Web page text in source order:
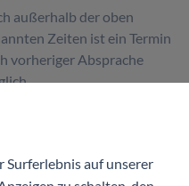
außerhalb der oben
Zeiten ist ein Termin
vorheriger Absprache
Surferlebnis auf unserer